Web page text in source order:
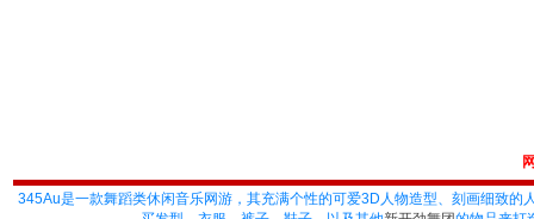
345Au是一款舞蹈类休闲音乐网游，其充满个性的可爱3D人物造型、刻画细致